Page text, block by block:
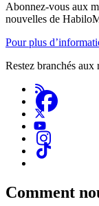
Abonnez-vous aux
nouvelles de
Pour plus
Restez branchés aux
Comment